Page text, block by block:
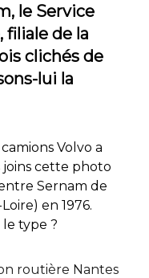
le Service
filiale de la
clichés de
lui la
Volvo a
cette photo
Sernam de
en 1976.
type ?
routière Nantes